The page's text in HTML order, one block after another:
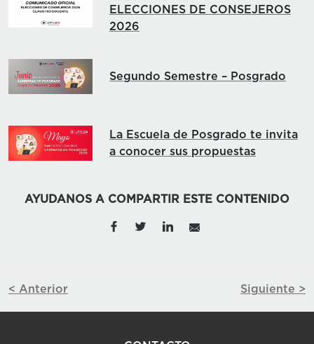
ELECCIONES DE CONSEJEROS
2026
Segundo Semestre – Posgrado
La Escuela de Posgrado te invita
a conocer sus propuestas
AYUDANOS A COMPARTIR ESTE CONTENIDO
< Anterior Siguiente >